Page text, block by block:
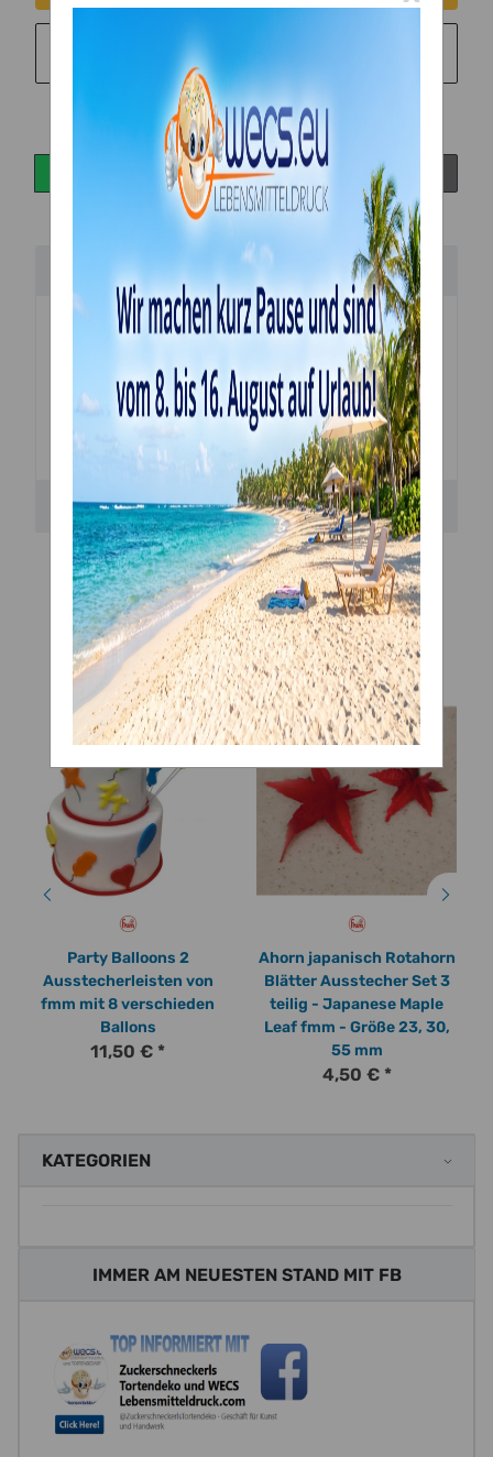
Sie möchten in monatlichen Raten zahlen?
Informationen
Beschreibung
Schmetterling Ausstecher Plunger Cutter Set 3 teilig
von Cake Star - Butterfly - Größe 30x20mm,
38x25mm, 45x30mm
Bewertungen
Ähnliche Artikel
Party Balloons 2
Ausstecherleisten von
fmm mit 8 verschieden
Ballons
11,50 € *
Ahorn japanisch Rotahorn
Blätter Ausstecher Set 3
teilig - Japanese Maple
Leaf fmm - Größe 23, 30,
55 mm
4,50 € *
KATEGORIEN
IMMER AM NEUESTEN STAND MIT FB